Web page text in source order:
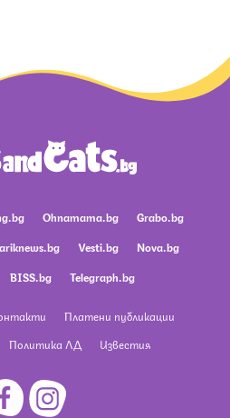
Ohnamama.bg
Grabo.bg
Vesti.bg
Nova.bg
BISS.bg Telegraph.bg
Платени публикации
Политика ЛД Известия